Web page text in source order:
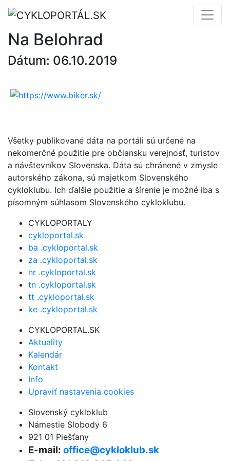
Na Belohrad
Dátum: 06.10.2019
Všetky publikované dáta na portáli sú určené na
nekomerčné použitie pre občiansku verejnosť, turistov
a návštevníkov Slovenska. Dáta sú chránené v zmysle
autorského zákona, sú majetkom Slovenského
cykloklubu. Ich ďalšie použitie a šírenie je možné iba s
písomným súhlasom Slovenského cykloklubu.
CYKLOPORTALY
cykloportal.sk
ba .cykloportal.sk
za .cykloportal.sk
nr .cykloportal.sk
tn .cykloportal.sk
tt .cykloportal.sk
ke .cykloportal.sk
CYKLOPORTAL.SK
Aktuality
Kalendár
Kontakt
Info
Upraviť nastavenia cookies
Slovenský cykloklub
Námestie Slobody 6
921 01 Piešťany
E-mail: office@cykloklub.sk